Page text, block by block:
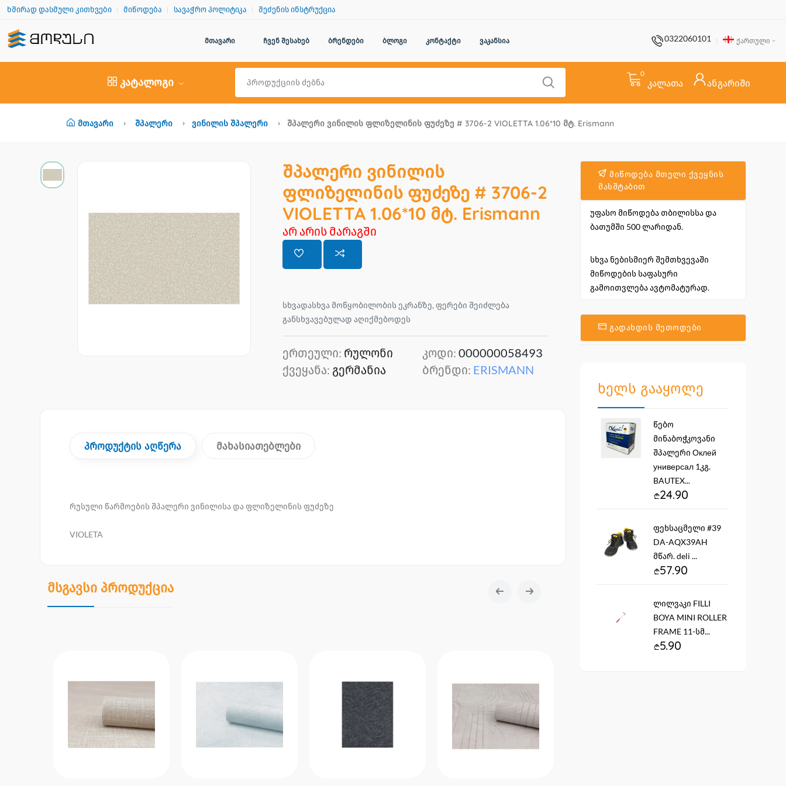
ხშირად დასმული კითხვები მიწოდება სავაჭრო პოლიტიკა შეძენის ინსტრუქცია
მთავარი ჩვენ შესახებ ბრენდები ბლოგი კონტაქტი ვაკანსია 0322060101 ქართული
კატალოგი
0
კალათა ანგარიში
Მთავარი Შპალერი Ვინილის Შპალერი Შპალერი Ვინილის Ფლიზელინის Ფუძეზე # 3706-2 VIOLETTA 1.06*10 Მტ. Erismann
შპალერი ვინილის
ფლიზელინის ფუძეზე # 3706-2
VIOLETTA 1.06*10 მტ. Erismann
არ არის მარაგში
სხვადასხვა მოწყობილობის ეკრანზე, ფერები შეიძლება
განსხვავებულად აღიქმებოდეს
ერთეული: რულონი
ქვეყანა: გერმანია
კოდი: 000000058493
ბრენდი: ERISMANN
პროდუქტის აღწერა მახასიათებლები
რუსული წარმოების შპალერი ვინილისა და ფლიზელინის ფუძეზე
VIOLETA
მსგავსი პროდუქცია
მიწოდება მთელი ქვეყნის
მასშტაბით
უფასო მიწოდება თბილისსა და
ბათუმში 500 ლარიდან.
სხვა ნებისმიერ შემთხვევაში
მიწოდების საფასური
გამოითვლება ავტომატურად.
გადახდის მეთოდები
ხელს გააყოლე
წებო
მინაბოჭკოვანი
შპალერი Оклей
универсал 1კგ.
BAUTEX...
24.90
ფეხსაცმელი #39
DA-AQX39AH
მწარ. deli ...
57.90
ლილვაკი FILLI
BOYA MINI ROLLER
FRAME 11-სმ...
5.90